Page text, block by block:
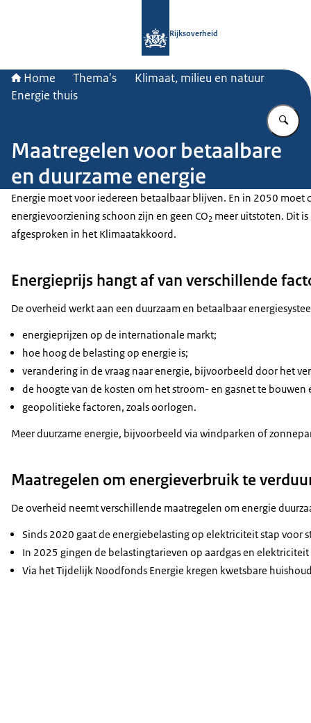
Rijksoverheid
Home Thema's
Klimaat, milieu en natuur
Energie thuis
Maatregelen voor betaalbare
en duurzame energie
Energie moet voor iedereen betaalbaar blijven. En in 2050 moet
energievoorziening schoon zijn en geen CO2 meer uitstoten. Dit is
afgesproken in het Klimaatakkoord.
Energieprijs hangt af van verschillende
De overheid werkt aan een duurzaam en betaalbaar
energieprijzen op de internationale markt;
hoe hoog de belasting op energie is;
verandering in de vraag naar energie, bijvoorbeeld door het
de hoogte van de kosten om het stroom- en gasnet te
geopolitieke factoren, zoals oorlogen.
Meer duurzame energie, bijvoorbeeld via windparken of
Maatregelen om energieverbruik te
De overheid neemt verschillende maatregelen om energie
Sinds 2020 gaat de energiebelasting op elektriciteit stap voor
In 2025 gingen de belastingtarieven op aardgas en
Via het Tijdelijk Noodfonds Energie kregen kwetsbare